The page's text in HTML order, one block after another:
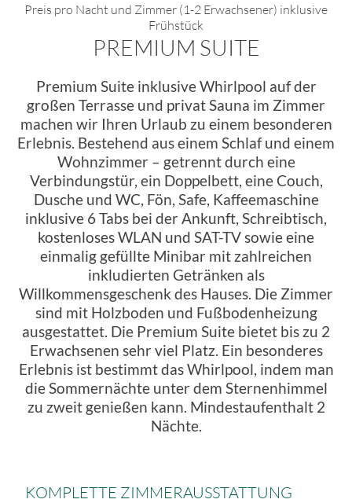
Preis pro Nacht und Zimmer (1-2 Erwachsener) inklusive
Frühstück
PREMIUM SUITE
Premium Suite inklusive Whirlpool auf der
großen Terrasse und privat Sauna im Zimmer
machen wir Ihren Urlaub zu einem besonderen
Erlebnis. Bestehend aus einem Schlaf und einem
Wohnzimmer – getrennt durch eine
Verbindungstür, ein Doppelbett, eine Couch,
Dusche und WC, Fön, Safe, Kaffeemaschine
inklusive 6 Tabs bei der Ankunft, Schreibtisch,
kostenloses WLAN und SAT-TV sowie eine
einmalig gefüllte Minibar mit zahlreichen
inkludierten Getränken als
Willkommensgeschenk des Hauses. Die Zimmer
sind mit Holzboden und Fußbodenheizung
ausgestattet. Die Premium Suite bietet bis zu 2
Erwachsenen sehr viel Platz. Ein besonderes
Erlebnis ist bestimmt das Whirlpool, indem man
die Sommernächte unter dem Sternenhimmel
zu zweit genießen kann. Mindestaufenthalt 2
Nächte.
KOMPLETTE ZIMMERAUSSTATTUNG